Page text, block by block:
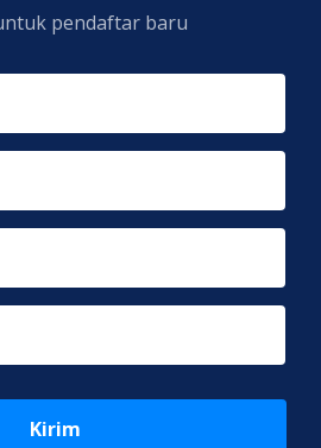
pendaftar baru
Kirim